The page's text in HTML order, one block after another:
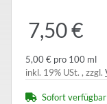
7,50 €
5,00 € pro 100 ml
inkl. 19% USt. , zzgl.
Sofort verfügbar